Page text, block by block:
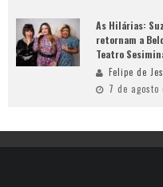
As Hilárias:
retornam a
Teatro
Felipe de
7 de agosto